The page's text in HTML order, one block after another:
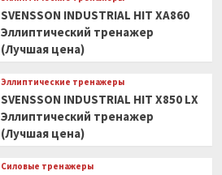
SVENSSON INDUSTRIAL HIT XA860
Эллиптический тренажер
(Лучшая цена)
Эллиптические тренажеры
SVENSSON INDUSTRIAL HIT X850 LX
Эллиптический тренажер
(Лучшая цена)
Силовые тренажеры